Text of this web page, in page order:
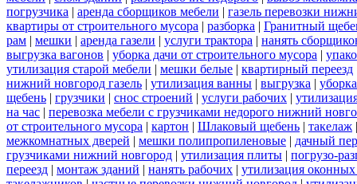
погрузчика | аренда сборщиков мебели | газель перевозки
квартиры от строительного мусора | разборка | Гранитный
рам | мешки | аренда газели | услуги трактора | нанять
выгрузка вагонов | уборка дачи от строительного мусора |
утилизация старой мебели | мешки белые | квартирный переезд
нижний новгород газель | утилизация ванны | выгрузка |
щебень | грузчики | снос строений | услуги рабочих |
на час | перевозка мебели с грузчиками недорого нижний
от строительного мусора | картон | Шлаковый щебень | такелаж
межкомнатных дверей | мешки полипропиленовые | дачный
грузчиками нижний новгород | утилизация плиты | погрузо-
переезд | монтаж зданий | нанять рабочих | утилизация